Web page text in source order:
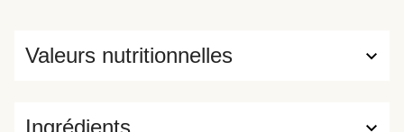
Ingrédients
Valeurs nutritionnelles